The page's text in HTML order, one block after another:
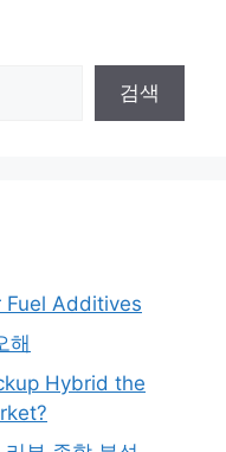
검색
Additives
해
Hybrid the